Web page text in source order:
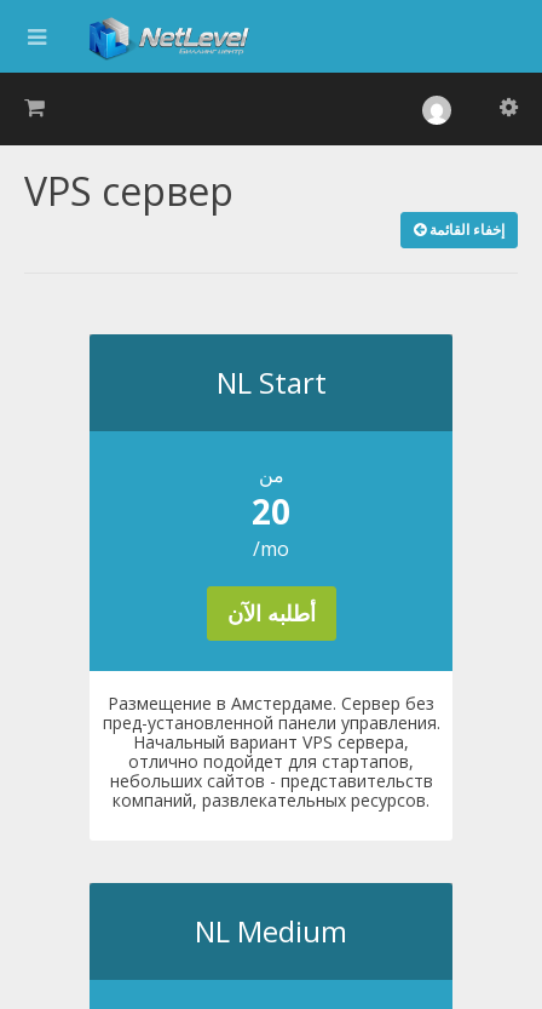
VPS сервер
إخفاء القائمة
NL Start
من
20
/mo
أطلبه الآن
Размещение в Амстердаме. Сервер без
пред-установленной панели управления.
Начальный вариант VPS сервера,
отлично подойдет для стартапов,
небольших сайтов - представительств
компаний, развлекательных ресурсов.
NL Medium